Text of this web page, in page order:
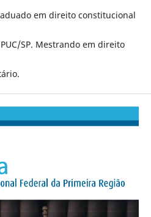
em direito constitucional
SP. Mestrando em direito